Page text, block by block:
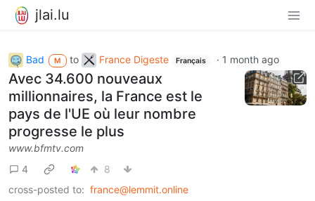
jlai.lu
Bad M to France Digeste Français · 1 month ago
Avec 34.600 nouveaux
millionnaires, la France est le
pays de l'UE où leur nombre
progresse le plus
www.bfmtv.com
4
8
cross-posted to: france@lemmit.online